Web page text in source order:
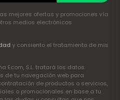
mejores ofertas y promociones vía
medios electrónicos
y consiento el tratamiento de mis
Ecom, S.L. tratará los datos
de tu navegación web para
de productos o servicios,
o promocionales en base a tu